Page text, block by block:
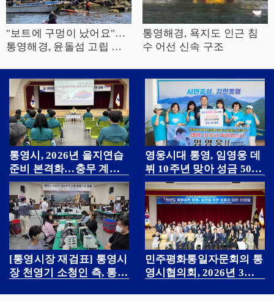
"보트에 구멍이 났어요"…
통영해경, 윤돌섬 고립 가
통영해경, 욕지도 인근 침
수 어선 신속 구조
통영시, 2026년 을지연습
준비 본격화…충무 계획
점검·근무자 교육
영웅시대 통영, 임영웅 데
뷔 10주년 맞아 성금 500
만 원 기탁
[통영시장 재검표] 통영시
장 천영기 소청인 측, 통영
민주평화통일자문회의 통
영시협의회, 2026년 3분